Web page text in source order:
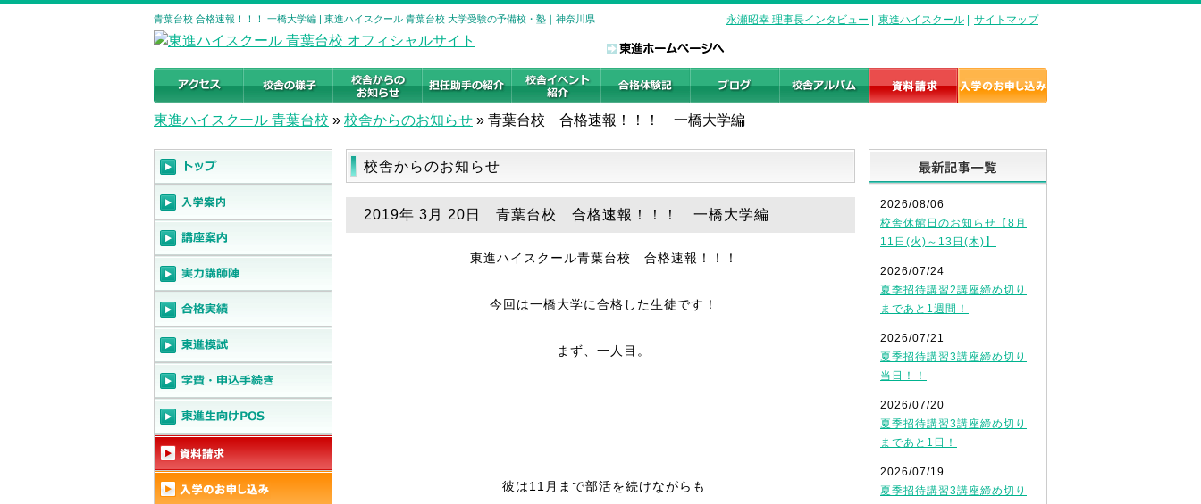
青葉台校 合格速報！！！ 一橋大学編 | 東進ハイスクール 青葉台校 大学受験の予備校・塾｜神奈川県 永瀬昭幸 理事長インタビュー 東進ハイスクール サイトマップ
東進ハイスクール 青葉台校 » 校舎からのお知らせ » 青葉台校 合格速報！！！ 一橋大学編
校舎からのお知らせ
2019年 3月 20日 青葉台校 合格速報！！！ 一橋大学編
東進ハイスクール青葉台校 合格速報！！！
今回は一橋大学に合格した生徒です！
まず、一人目。
彼は11月まで部活を続けながらも
2026/08/06
校舎休館日のお知らせ【8月
11日(火)～13日(木)】
2026/07/24
夏季招待講習2講座締め切り
まであと1週間！
2026/07/21
夏季招待講習3講座締め切り
当日！！
2026/07/20
夏季招待講習3講座締め切り
まであと1日！
2026/07/19
夏季招待講習3講座締め切り